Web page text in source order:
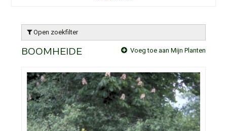
Open zoekfilter
BOOMHEIDE Voeg toe aan Mijn Planten